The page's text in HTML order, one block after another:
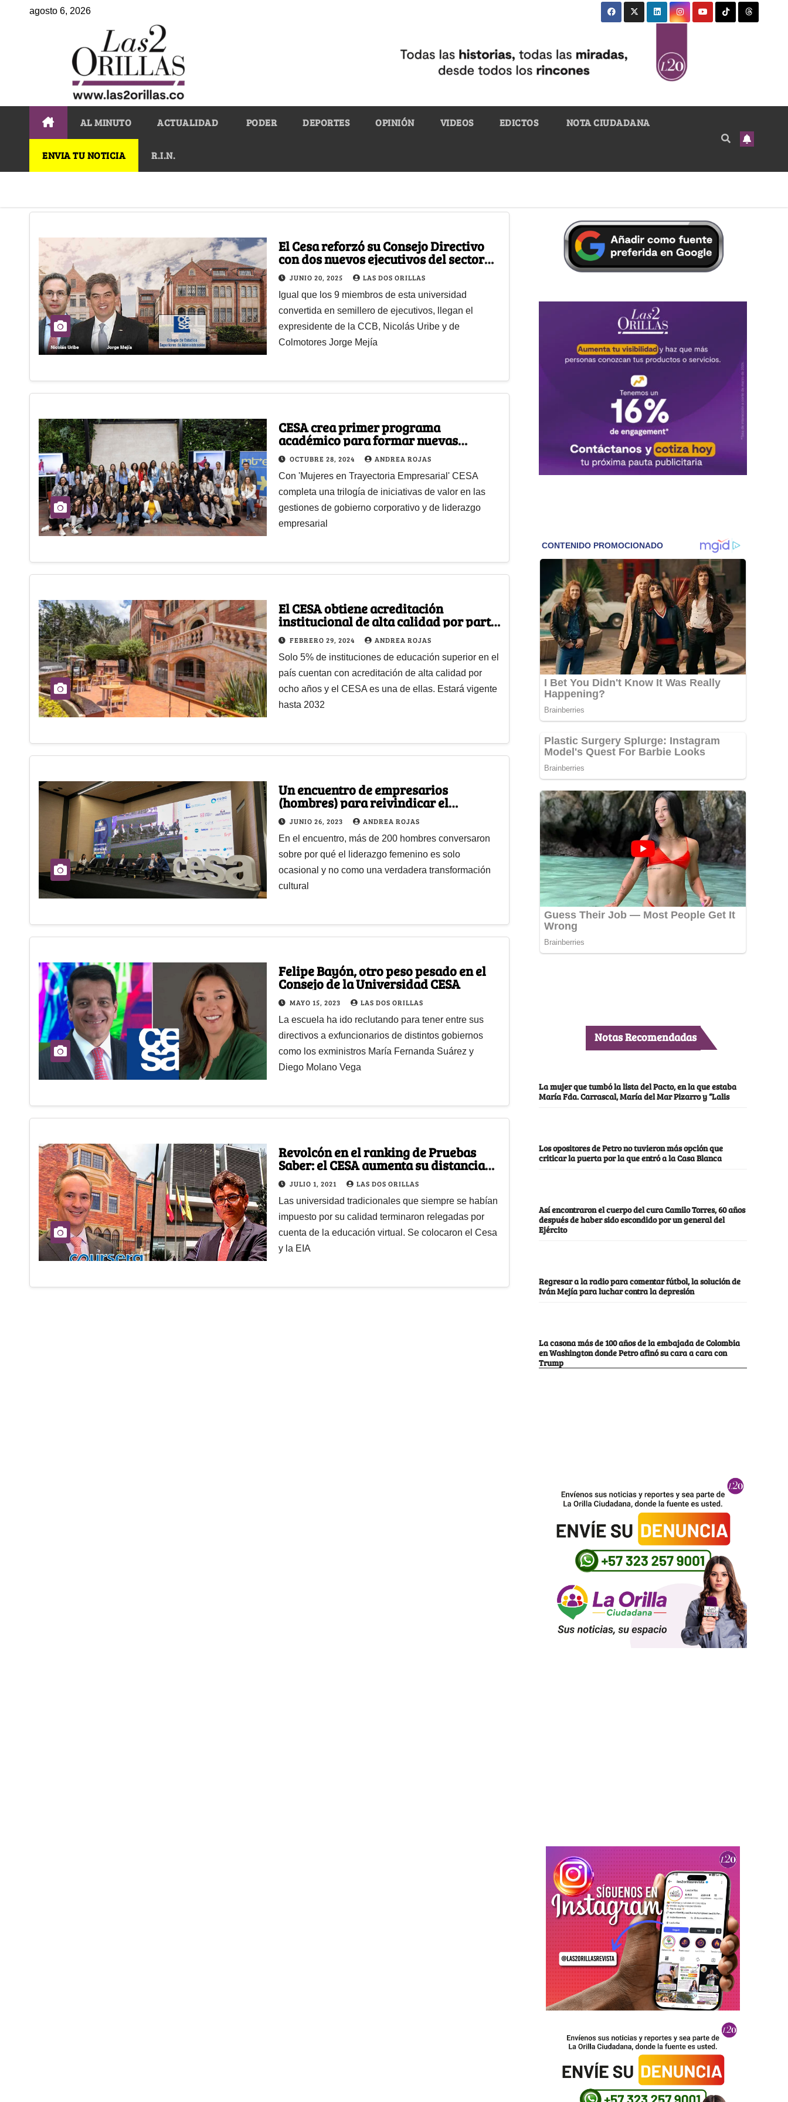
agosto 6, 2026
AL MINUTO ACTUALIDAD PODER DEPORTES OPINIÓN VIDEOS EDICTOS NOTA CIUDADANA
ENVIA TU NOTICIA R.I.N.
El Cesa reforzó su Consejo Directivo
con dos nuevos ejecutivos del sector
privado
JUNIO 20, 2025 LAS DOS ORILLAS
Igual que los 9 miembros de esta universidad
convertida en semillero de ejecutivos, llegan el
expresidente de la CCB, Nicolás Uribe y de
Colmotores Jorge Mejía
CESA crea primer programa
académico para formar nuevas
generaciones de mujeres líderes del
paísOCTUBRE 28, 2024 ANDREA ROJAS
Con 'Mujeres en Trayectoria Empresarial' CESA
completa una trilogía de iniciativas de valor en las
gestiones de gobierno corporativo y de liderazgo
empresarial
El CESA obtiene acreditación
institucional de alta calidad por parte
del MinEducación
FEBRERO 29, 2024 ANDREA ROJAS
Solo 5% de instituciones de educación superior en el
país cuentan con acreditación de alta calidad por
ocho años y el CESA es una de ellas. Estará vigente
hasta 2032
Un encuentro de empresarios
(hombres) para reivindicar el
necesario liderazgo femenino
JUNIO 26, 2023 ANDREA ROJAS
En el encuentro, más de 200 hombres conversaron
sobre por qué el liderazgo femenino es solo
ocasional y no como una verdadera transformación
cultural
Felipe Bayón, otro peso pesado en el
Consejo de la Universidad CESA
MAYO 15, 2023 LAS DOS ORILLAS
La escuela ha ido reclutando para tener entre sus
directivos a exfuncionarios de distintos gobiernos
como los exministros María Fernanda Suárez y
Diego Molano Vega
Revolcón en el ranking de Pruebas
Saber: el CESA aumenta su distancia
con respecto a la Nacional
JULIO 1, 2021 LAS DOS ORILLAS
Las universidad tradicionales que siempre se habían
impuesto por su calidad terminaron relegadas por
cuenta de la educación virtual. Se colocaron el Cesa
y la EIA
Notas Recomendadas
La mujer que tumbó la lista del Pacto, en la que estaba
María Fda. Carrascal, María del Mar Pizarro y “Lalis
Los opositores de Petro no tuvieron más opción que
criticar la puerta por la que entró a la Casa Blanca
Así encontraron el cuerpo del cura Camilo Torres, 60 años
después de haber sido escondido por un general del
Ejército
Regresar a la radio para comentar fútbol, la solución de
Iván Mejía para luchar contra la depresión
La casona más de 100 años de la embajada de Colombia
en Washington donde Petro afinó su cara a cara con
Trump